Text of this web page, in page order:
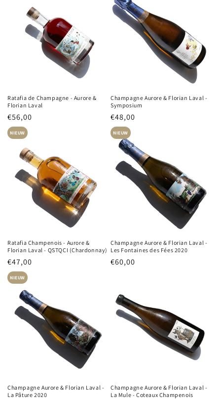
Ratafia de Champagne - Aurore &
Florian Laval
Normale
prijs
€56,00
Champagne Aurore & Florian Laval -
Symposium
Normale
prijs
€48,00
NIEUW
Ratafia Champenois - Aurore &
Florian Laval - QSTQCI (Chardonnay)
Normale
prijs
€47,00
NIEUW
Champagne Aurore & Florian Laval -
Les Fontaines des Fées 2020
Normale
€60,00
NIEUW
Champagne Aurore & Florian Laval -
La Pâture 2020
Champagne Aurore & Florian Laval -
La Mule - Coteaux Champenois